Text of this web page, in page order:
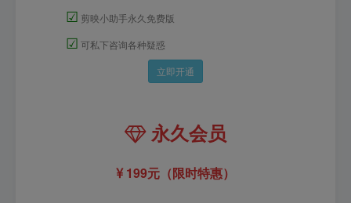
☑ 剪映小助手永久免费版
☑ 可私下咨询各种疑惑
立即开通
永久会员
199元（限时特惠）